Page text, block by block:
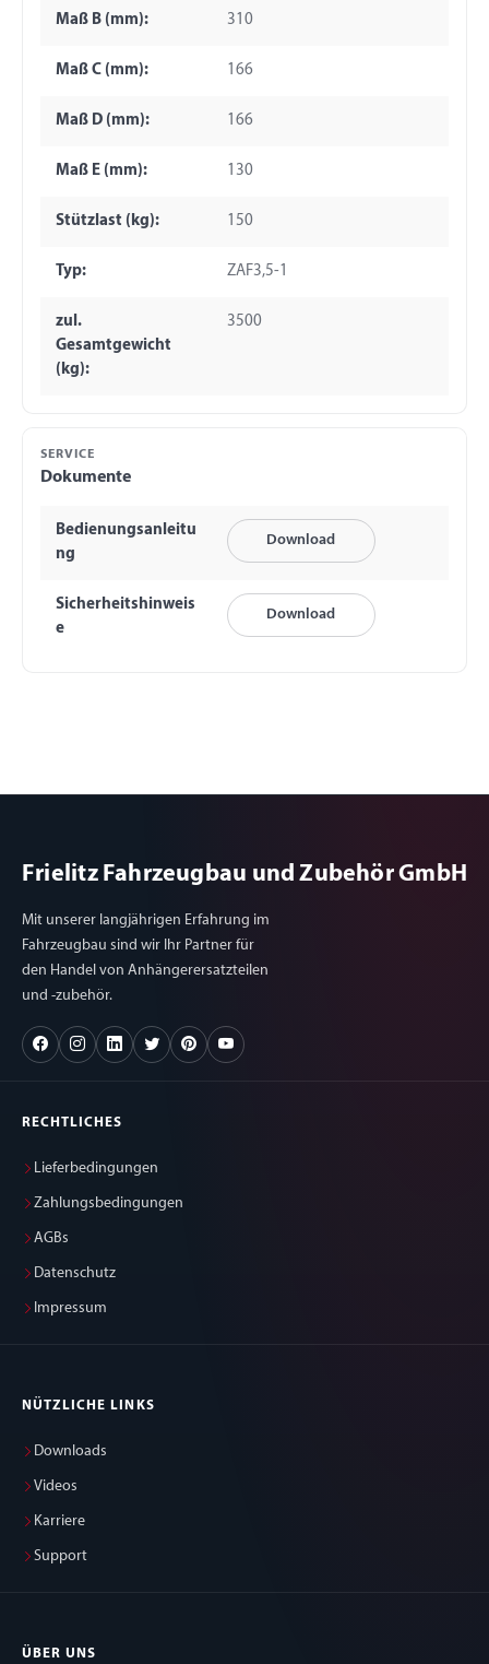
Maß B (mm): 310
Maß C (mm): 166
Maß D (mm): 166
Maß E (mm): 130
Stützlast (kg): 150
Typ: ZAF3,5-1
zul.
Gesamtgewicht
(kg):
3500
SERVICE
Dokumente
Bedienungsanleitu
ng
Download
Sicherheitshinweis
e
Download
Frielitz Fahrzeugbau und Zubehör GmbH
Mit unserer langjährigen Erfahrung im
Fahrzeugbau sind wir Ihr Partner für
den Handel von Anhängerersatzteilen
und -zubehör.
RECHTLICHES
Lieferbedingungen
Zahlungsbedingungen
AGBs
Datenschutz
Impressum
NÜTZLICHE LINKS
Downloads
Videos
Karriere
Support
ÜBER UNS